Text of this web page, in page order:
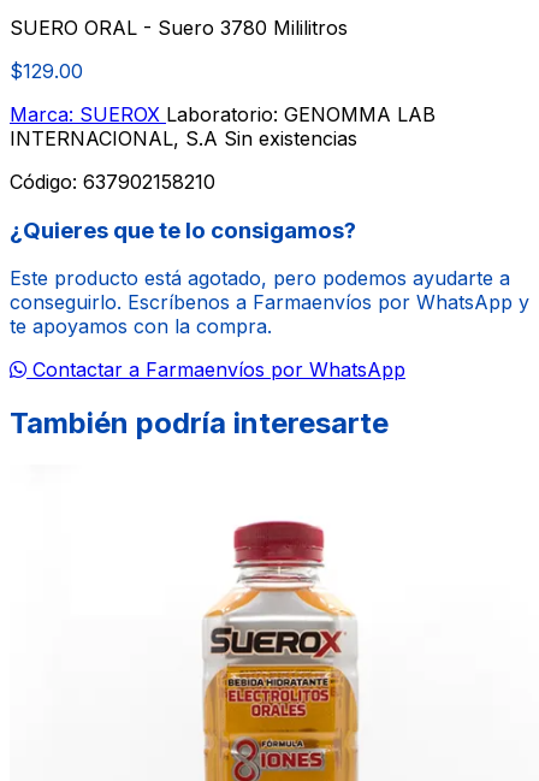
SUERO ORAL - Suero 3780 Mililitros
$129.00
Marca: SUEROX Laboratorio: GENOMMA LAB
INTERNACIONAL, S.A Sin existencias
Código: 637902158210
¿Quieres que te lo consigamos?
Este producto está agotado, pero podemos ayudarte a
conseguirlo. Escríbenos a Farmaenvíos por WhatsApp y
te apoyamos con la compra.
Contactar a Farmaenvíos por WhatsApp
También podría interesarte